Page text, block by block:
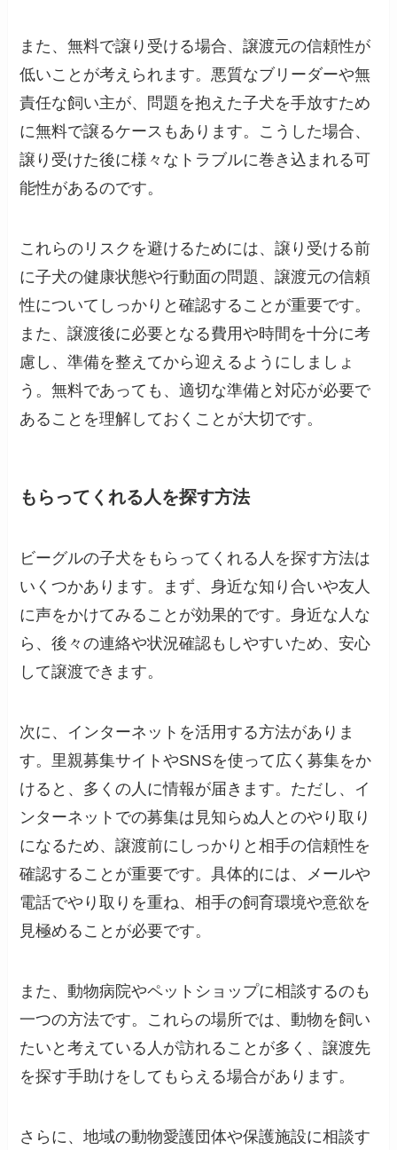
また、無料で譲り受ける場合、譲渡元の信頼性が
低いことが考えられます。悪質なブリーダーや無
責任な飼い主が、問題を抱えた子犬を手放すため
に無料で譲るケースもあります。こうした場合、
譲り受けた後に様々なトラブルに巻き込まれる可
能性があるのです。
これらのリスクを避けるためには、譲り受ける前
に子犬の健康状態や行動面の問題、譲渡元の信頼
性についてしっかりと確認することが重要です。
また、譲渡後に必要となる費用や時間を十分に考
慮し、準備を整えてから迎えるようにしましょ
う。無料であっても、適切な準備と対応が必要で
あることを理解しておくことが大切です。
もらってくれる人を探す方法
ビーグルの子犬をもらってくれる人を探す方法は
いくつかあります。まず、身近な知り合いや友人
に声をかけてみることが効果的です。身近な人な
ら、後々の連絡や状況確認もしやすいため、安心
して譲渡できます。
次に、インターネットを活用する方法がありま
す。里親募集サイトやSNSを使って広く募集をか
けると、多くの人に情報が届きます。ただし、イ
ンターネットでの募集は見知らぬ人とのやり取り
になるため、譲渡前にしっかりと相手の信頼性を
確認することが重要です。具体的には、メールや
電話でやり取りを重ね、相手の飼育環境や意欲を
見極めることが必要です。
また、動物病院やペットショップに相談するのも
一つの方法です。これらの場所では、動物を飼い
たいと考えている人が訪れることが多く、譲渡先
を探す手助けをしてもらえる場合があります。
さらに、地域の動物愛護団体や保護施設に相談す